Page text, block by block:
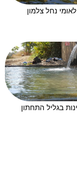
לאומי נחל צלמון
בגליל התחתון